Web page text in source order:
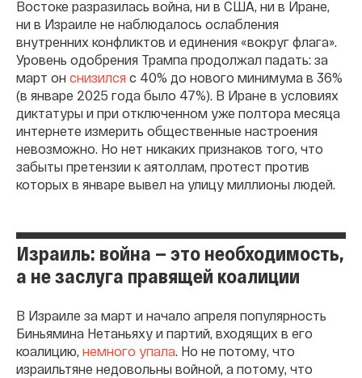
Востоке разразилась война, ни в США, ни в Иране,
ни в Израиле не наблюдалось ослабления
внутренних конфликтов и единения «вокруг флага».
Уровень одобрения Трампа продолжал падать: за
март он снизился с 40% до нового минимума в 36%
(в январе 2025 года было 47%). В Иране в условиях
диктатуры и при отключенном уже полтора месяца
интернете измерить общественные настроения
невозможно. Но нет никаких признаков того, что
забыты претензии к аятоллам, протест против
которых в январе вывел на улицу миллионы людей.
Израиль: война — это необходимость,
а не заслуга правящей коалиции
В Израиле за март и начало апреля популярность
Биньямина Нетаньяху и партий, входящих в его
коалицию, немного упала. Но не потому, что
израильтяне недовольны войной, а потому, что